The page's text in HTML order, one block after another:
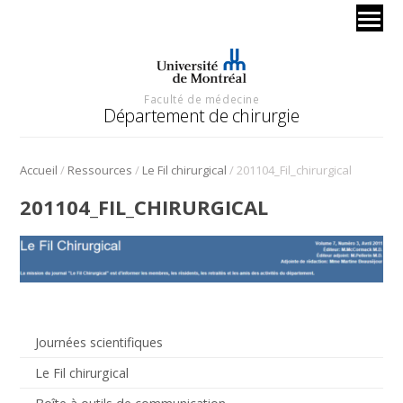
Faculté de médecine
Département de chirurgie
Accueil / Ressources / Le Fil chirurgical /201104_Fil_chirurgical
Journées scientifiques
Le Fil chirurgical
201104_FIL_CHIRURGICAL